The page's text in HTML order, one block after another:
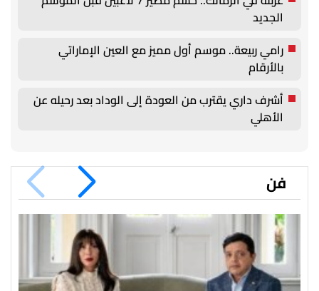
الجديد
رامي ربيعة.. موسم أول مميز مع العين الإماراتي
بالأرقام
أشرف داري يقترب من العودة إلى الوداد بعد رحيله عن
الأهلي
فن